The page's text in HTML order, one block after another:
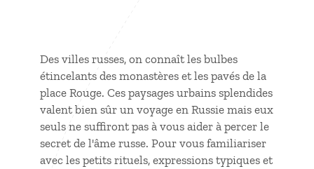
Des villes russes, on connaît les bulbes
étincelants des monastères et les pavés de la
place Rouge. Ces paysages urbains splendides
valent bien sûr un voyage en Russie mais eux
seuls ne suffiront pas à vous aider à percer le
secret de l'âme russe. Pour vous familiariser
avec les petits rituels, expressions typiques et